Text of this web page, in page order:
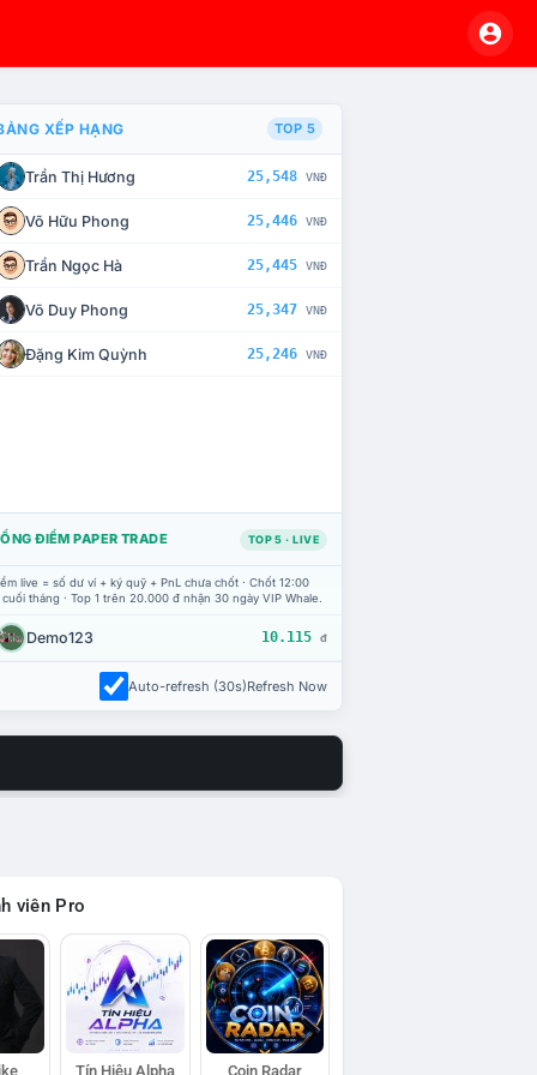
CHẾ TÀI XỬ LÝ VI PHẠM
XẾP HẠNG TOP 5
Trần Thị Hương 25,548 VNĐ
Võ Hữu Phong 25,446 VNĐ
Trần Ngọc Hà 25,445 VNĐ
Võ Duy Phong 25,347 VNĐ
Đặng Kim Quỳnh 25,246 VNĐ
ĐIỂM PAPER TRADE TOP 5 · LIVE
live = số dư ví + ký quỹ + PnL chưa chốt · Chốt 12:00
tháng · Top 1 trên 20.000 đ nhận 30 ngày VIP Whale.
Demo123 10.115 đ
Auto-refresh (30s)Refresh Now
viên Pro
Tín Hiệu Alpha Coin Radar